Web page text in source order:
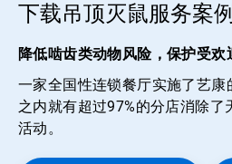
下载吊顶灭鼠服务案
降低啮齿类动物风险，保护受欢
一家全国性连锁餐厅实施了艺
之内就有超过97%的分店消除了
活动。